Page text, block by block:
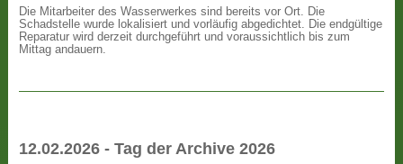
Die Mitarbeiter des Wasserwerkes sind bereits vor Ort. Die
Schadstelle wurde lokalisiert und vorläufig abgedichtet. Die endgültige
Reparatur wird derzeit durchgeführt und voraussichtlich bis zum
Mittag andauern.
12.02.2026 - Tag der Archive 2026